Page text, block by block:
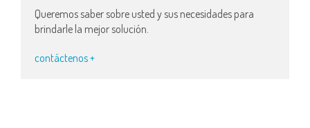
Queremos saber sobre usted y sus necesidades para
brindarle la mejor solución.
contáctenos +